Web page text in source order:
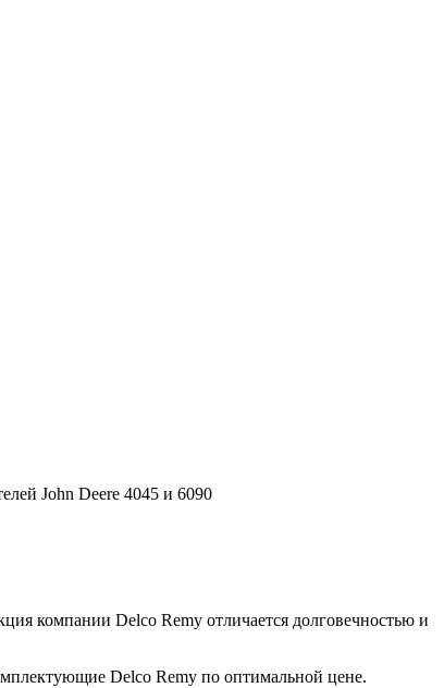
John Deere 4045 и 6090
компании Delco Remy отличается долговечностью и
Delco Remy по оптимальной цене.